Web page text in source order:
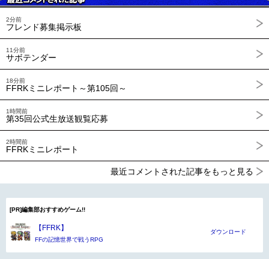
2分前
フレンド募集掲示板
11分前
サボテンダー
18分前
FFRKミニレポート～第105回～
1時間前
第35回公式生放送観覧応募
2時間前
FFRKミニレポート
最近コメントされた記事をもっと見る
[PR]編集部おすすめゲーム!!
【FFRK】
FFの記憶世界で戦うRPG
ダウンロード